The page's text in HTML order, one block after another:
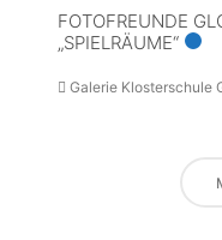
FOTOFREUNDE
„SPIELRÄUME“
Galerie Klosterschule